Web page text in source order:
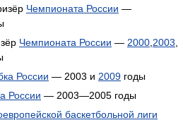
Чемпионата России —
Чемпионата России — 2000 2003
России — 2003 и 2009 годы
России — 2003—2005 годы
баскетбольной лиги